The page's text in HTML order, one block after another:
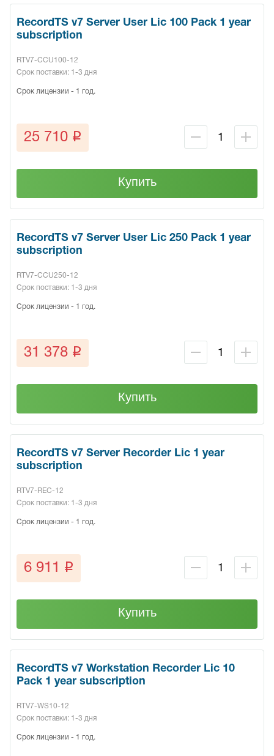
RecordTS v7 Server User Lic 100 Pack 1 year
subscription
RTV7-CCU100-12
Срок поставки: 1-3 дня
Срок лицензии - 1 год.
25 710 q
Купить
RecordTS v7 Server User Lic 250 Pack 1 year
subscription
RTV7-CCU250-12
Срок поставки: 1-3 дня
Срок лицензии - 1 год.
31 378 q
Купить
RecordTS v7 Server Recorder Lic 1 year
subscription
RTV7-REC-12
Срок поставки: 1-3 дня
Срок лицензии - 1 год.
6 911 q
Купить
RecordTS v7 Workstation Recorder Lic 10
Pack 1 year subscription
RTV7-WS10-12
Срок поставки: 1-3 дня
Срок лицензии - 1 год.